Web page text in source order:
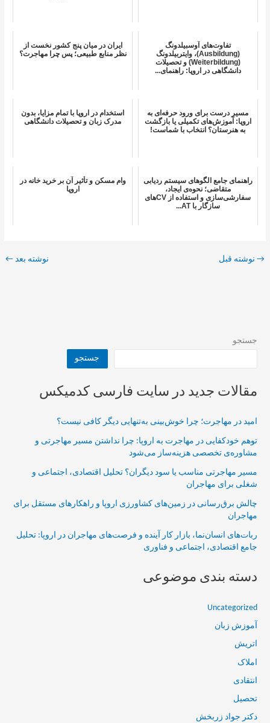
تفاوت‌های آوسبیلدونگ
(Ausbildung)، وایتربیلدونگ
(Weiterbildung) و تحصیلات
دانشگاهی در اروپا: راهنمای...
ایران در میان پنج کشور نخست از
نظر منابع طبیعی؛ پس چرا مهاجرت؟
مسیر درست برای ورود حرفه‌ای به
اروپا: آموزش‌های تکمیلی یا بازگشت
به هنرستان؟ انتخاب با شماست!
استخدام در اروپا با تمام مزایا، بدون
مدرک زبان و تحصیلات دانشگاهی
راهنمای جامع الگوهای سیستم ردیابی
متقاضی؛ نحوه‌ی ایجاد،
سفارشی‌سازی و استفاده از CV‌های
سازگار با AT...
وام مسکن و تأثیر آن بر خرید خانه در
اروپا
→ نوشته قبل نوشته بعد ←
جستجو
جستجو
مقالات جدید در سایت فارسی کدمیکس
امید در مهاجرت؛ چرا خوش‌بینی به‌تنهایی دیگر کافی نیست؟
توهم خودکفایی در مهاجرت به اروپا: چرا نداشتن مسیر مهاجرتی و
مشاوره‌ی تخصصی هزینه‌ساز می‌شود
مسیر مهاجرتی مناسب یا سود دیگران؟ تحلیل اقتصادی، اجتماعی و
شغلی برای مهاجران
چالش برق‌رسانی در زمین‌های کشاورزی اروپا و راهکارهای مستقل برای
مهاجران
ربات‌های انسان‌نما، بازار کار آینده و فرصت‌های مهاجران در اروپا: تحلیل
جامع اقتصادی، اجتماعی و فناوری
دسته بندی موضوعی
Uncategorized
آموزش زبان
اتریش
املاک
انتقادی
تحصیل
دکتر جواد زربخش